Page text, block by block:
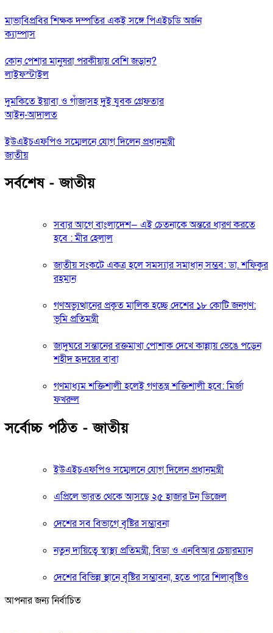
মাভাবিপ্রবির শিক্ষক দম্পতির একই সঙ্গে পিএইচডি অর্জন
ক্যাম্পাস
কোন পেশার মানুষরা পরকীয়ায় বেশি জড়ান?
লাইফস্টাইল
দুমকিতে ইয়াবা ও গাঁজাসহ দুই যুবক গ্রেফতার
আইন-আদালত
ইউএইচএফপিও সম্মেলনে যোগ দিলেন প্রধানমন্ত্রী
জাতীয়
সর্বশেষ - জাতীয়
সবার আগে বাংলাদেশ— এই চেতনাকে অন্তরে ধারণ করতে
হবে : মীর হেলাল
জাতীয় সংকটে একত্র হলে সমস্যার সমাধান সম্ভব: ডা. শফিকুর
রহমান
গণঅভ্যুত্থানের প্রকৃত মালিক হচ্ছে দেশের ১৮ কোটি জনগণ:
ভূমি প্রতিমন্ত্রী
জাদুঘরে সন্তানের রক্তমাখা পোশাক দেখে কান্নায় ভেঙে পড়েন
শহীদ হৃদয়ের বাবা
গণমাধ্যম শক্তিশালী হলেই গণতন্ত্র শক্তিশালী হবে: মির্জা
ফখরুল
সর্বোচ্চ পঠিত - জাতীয়
ইউএইচএফপিও সম্মেলনে যোগ দিলেন প্রধানমন্ত্রী
এপ্রিলে ভারত থেকে আসছে ২৫ হাজার টন ডিজেল
দেশের সব বিভাগে বৃষ্টির সম্ভাবনা
নতুন দায়িত্বে স্বাস্থ্য প্রতিমন্ত্রী, বিডা ও এনবিআর চেয়ারম্যান
দেশের বিভিন্ন স্থানে বৃষ্টির সম্ভাবনা, হতে পারে শিলাবৃষ্টিও
আপনার জন্য নির্বাচিত